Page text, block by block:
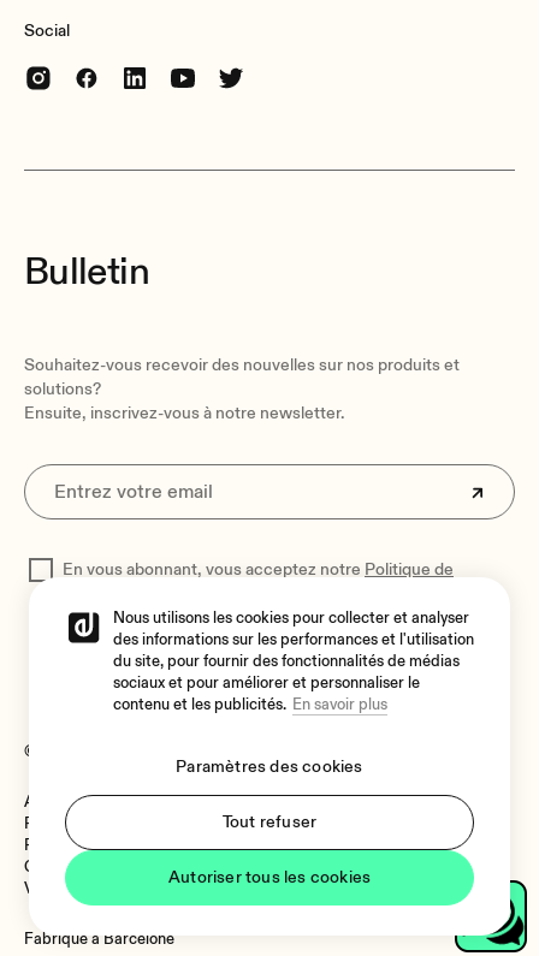
Social
Bulletin
Souhaitez-vous recevoir des nouvelles sur nos produits et
solutions?
Ensuite, inscrivez-vous à notre newsletter.
En vous abonnant, vous acceptez notre Politique de
© 2026 Ecler
Avis juridique
Politique de cookies
Politique de confidentialité
Canal de Signalement
Vulnerability Policy
Langue
Fabriqué à Barcelone
Nous utilisons les cookies pour collecter et analyser
des informations sur les performances et l'utilisation
du site, pour fournir des fonctionnalités de médias
sociaux et pour améliorer et personnaliser le
contenu et les publicités. En savoir plus
Paramètres des cookies
Tout refuser
Autoriser tous les cookies